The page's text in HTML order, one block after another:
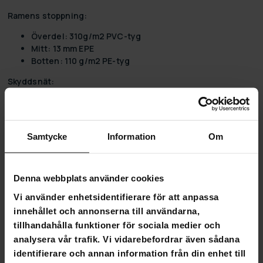
Samtycke Information Om
Denna webbplats använder cookies
Vi använder enhetsidentifierare för att anpassa
innehållet och annonserna till användarna,
tillhandahålla funktioner för sociala medier och
analysera vår trafik. Vi vidarebefordrar även sådana
identifierare och annan information från din enhet till
Ramens stoppning:
Överdel: 310g/m2 PVC-tyg
Mitt: 13 mm EPE
Botten: 110 g/m2 PE-tyg
Skyddsnät:
Dörröppning med dragkedja
Pelare: 25.4x1.1mm
Förpackningsmått:
Paket 1:
Vikt: 27,25 kg
Längd: 1600 mm
Höjd: 190 mm
Bredd: 440 mm